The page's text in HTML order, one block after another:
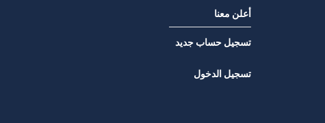
أعلن معنا
تسجيل حساب جديد
تسجيل الدخول